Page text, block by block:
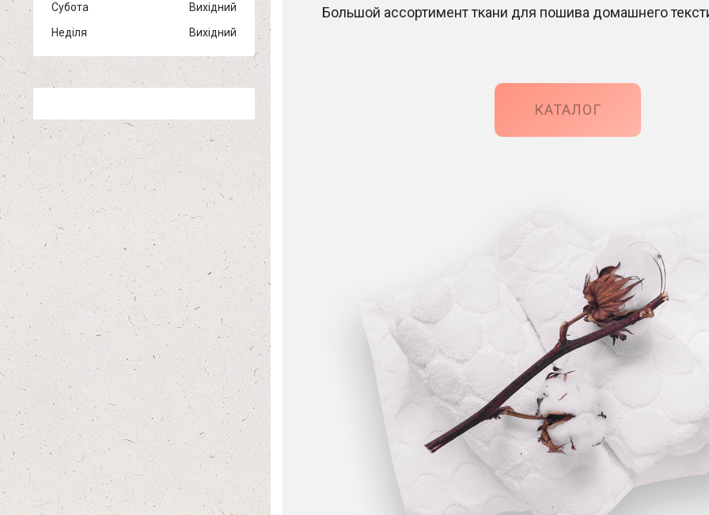
Большой ассортимент ткани для пошива домашнего
КАТАЛОГ
Субота
Вихідний
Неділя
Вихідний